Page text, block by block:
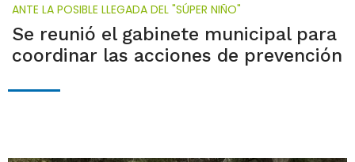
ANTE LA POSIBLE LLEGADA DEL "SÚPER NIÑO"
Se reunió el gabinete municipal para
coordinar las acciones de prevención